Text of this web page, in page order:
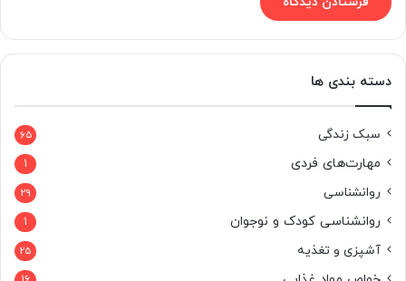
دسته بندی ها
سبک زندگی 65
مهارت‌های فردی 1
روانشناسی 29
روانشناسی کودک و نوجوان 1
آشپزی و تغذیه 25